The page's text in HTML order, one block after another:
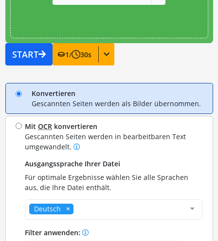
START 1/ 30s
Konvertieren
Gescannten Seiten werden als Bilder übernommen.
MitOCR konvertieren
Gescannten Seiten werden in bearbeitbaren Text
umgewandelt.
Ausgangssprache Ihrer Datei
Für optimale Ergebnisse wählen Sie alle Sprachen
aus, die Ihre Datei enthält.
Deutsch
Filter anwenden: